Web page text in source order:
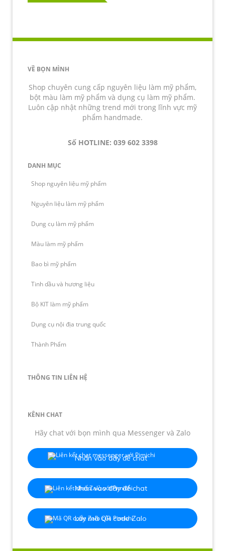
VỀ BỌN MÌNH
Shop chuyên cung cấp nguyên liệu làm mỹ phẩm,
bột màu làm mỹ phẩm và dụng cụ làm mỹ phẩm.
Luôn cập nhật những trend mới trong lĩnh vực mỹ
phẩm handmade.
Số HOTLINE: 039 602 3398
DANH MỤC
Shop nguyên liệu mỹ phẩm
Nguyên liệu làm mỹ phẩm
Dụng cụ làm mỹ phẩm
Màu làm mỹ phẩm
Bao bì mỹ phẩm
Tinh dầu và hương liệu
Bộ KIT làm mỹ phẩm
Dụng cụ nội địa trung quốc
Thành Phẩm
THÔNG TIN LIÊN HỆ
KÊNH CHAT
Hãy chat với bọn mình qua Messenger và Zalo
Nhấn vào đây để chat
Nhấn vào đây để chat
Lấy mã QR code Zalo